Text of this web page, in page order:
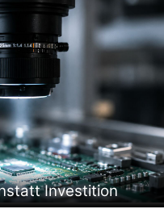
Investition